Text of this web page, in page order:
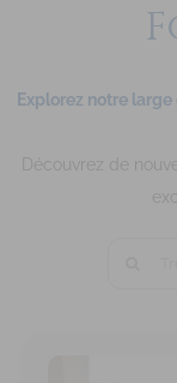
Explorez notre
Découvrez de